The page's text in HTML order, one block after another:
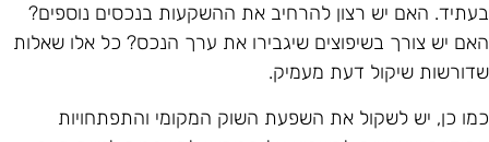
האם יש רצון להרחיב את ההשקעות בנכסים נוספים?
יש צורך בשיפוצים שיגבירו את ערך הנכס? כל אלו שאלות
שיקול דעת מעמיק.
כן, יש לשקול את השפעת השוק המקומי והתפתחויות